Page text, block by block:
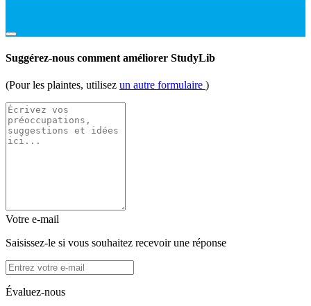
Suggérez-nous comment améliorer StudyLib
(Pour les plaintes, utilisez un autre formulaire )
Votre e-mail
Saisissez-le si vous souhaitez recevoir une réponse
Évaluez-nous